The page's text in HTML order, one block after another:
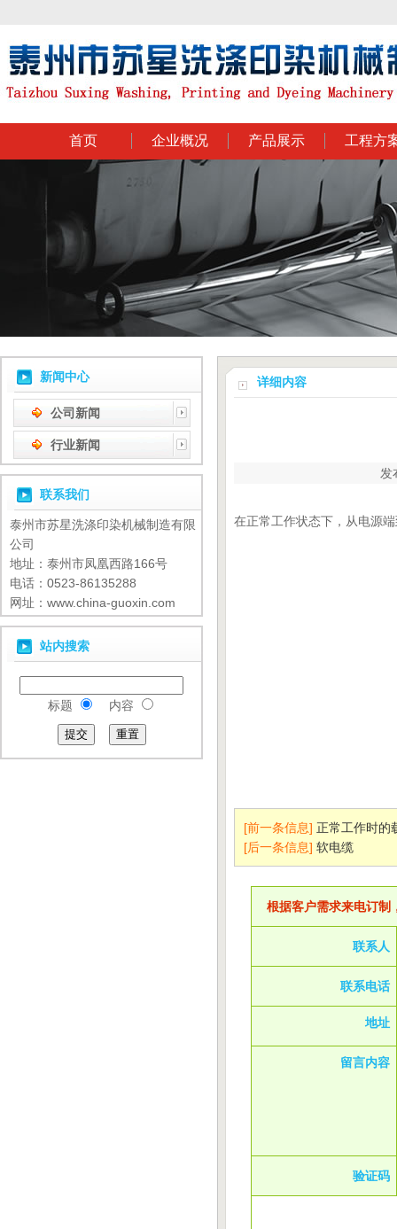
首页 企业概况 产品展示 工程方
新闻中心
公司新闻
行业新闻
联系我们
泰州市苏星洗涤印染机械制造有限
公司
地址：泰州市凤凰西路166号
电话：0523-86135288
网址：www.china-guoxin.com
站内搜索
标题 内容
详细内容
发
在正常工作状态下，从电源
[前一条信息] 正常工作时的
[后一条信息] 软电缆
根据客户需求来电订制
联系人
联系电话
地址
留言内容
验证码